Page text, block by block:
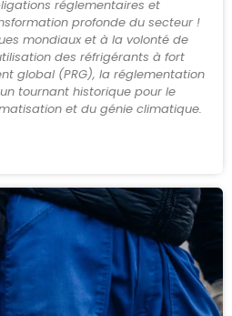
réglementaires et
profonde du secteur !
mondiaux et à la volonté de
des réfrigérants à fort
global (PRG), la réglementation
tournant historique pour le
et du génie climatique.